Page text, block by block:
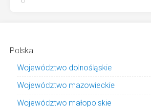
Polska
Województwo dolnośląskie
Województwo mazowieckie
Województwo małopolskie